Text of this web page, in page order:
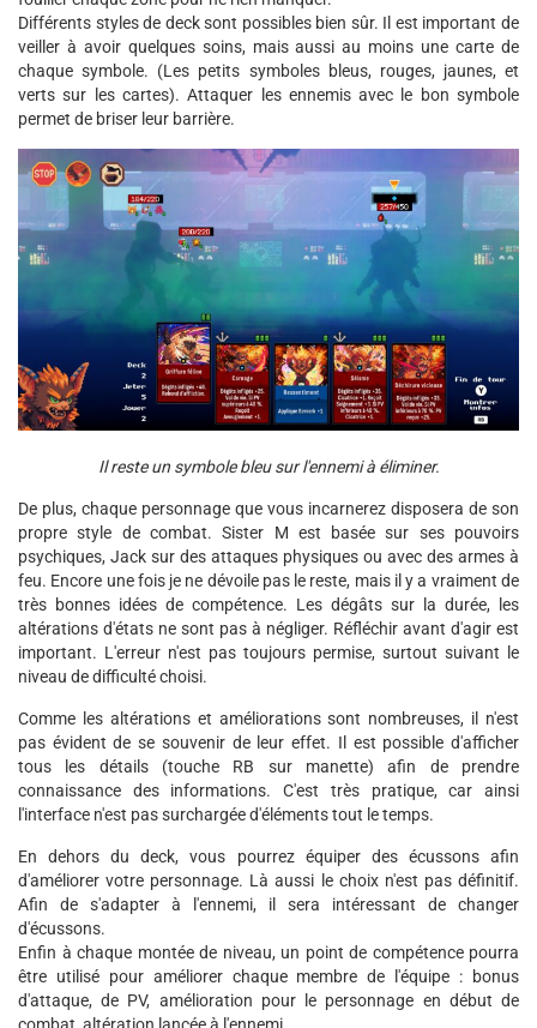
Différents styles de deck sont possibles bien sûr. Il est important de
veiller à avoir quelques soins, mais aussi au moins une carte de
chaque symbole. (Les petits symboles bleus, rouges, jaunes, et
verts sur les cartes). Attaquer les ennemis avec le bon symbole
permet de briser leur barrière.
Il reste un symbole bleu sur l'ennemi à éliminer.
De plus, chaque personnage que vous incarnerez disposera de son
propre style de combat. Sister M est basée sur ses pouvoirs
psychiques, Jack sur des attaques physiques ou avec des armes à
feu. Encore une fois je ne dévoile pas le reste, mais il y a vraiment de
très bonnes idées de compétence. Les dégâts sur la durée, les
altérations d'états ne sont pas à négliger. Réfléchir avant d'agir est
important. L'erreur n'est pas toujours permise, surtout suivant le
niveau de difficulté choisi.
Comme les altérations et améliorations sont nombreuses, il n'est
pas évident de se souvenir de leur effet. Il est possible d'afficher
tous les détails (touche RB sur manette) afin de prendre
connaissance des informations. C'est très pratique, car ainsi
l'interface n'est pas surchargée d'éléments tout le temps.
En dehors du deck, vous pourrez équiper des écussons afin
d'améliorer votre personnage. Là aussi le choix n'est pas définitif.
Afin de s'adapter à l'ennemi, il sera intéressant de changer
d'écussons.
Enfin à chaque montée de niveau, un point de compétence pourra
être utilisé pour améliorer chaque membre de l'équipe : bonus
d'attaque, de PV, amélioration pour le personnage en début de